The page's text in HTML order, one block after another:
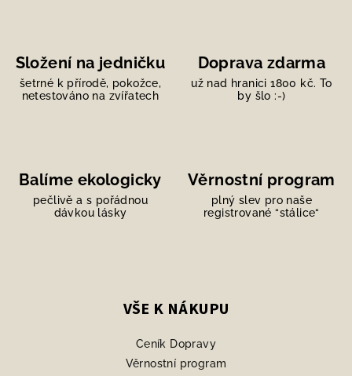
Složení na jedničku
šetrné k přírodě, pokožce,
netestováno na zvířatech
Doprava zdarma
už nad hranici 1800 kč. To
by šlo :-)
Balíme ekologicky
pečlivě a s pořádnou
dávkou lásky
Věrnostní program
plný slev pro naše
registrované “stálice“
VŠE K NÁKUPU
Ceník Dopravy
Věrnostní program